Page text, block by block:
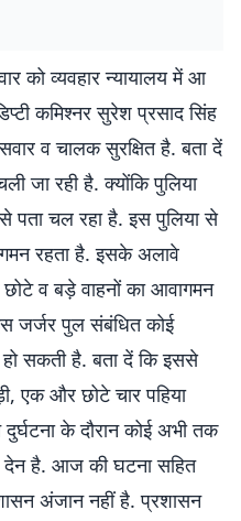
को व्यवहार न्यायालय में आ
कमिश्नर सुरेश प्रसाद सिंह
व चालक सुरक्षित है. बता दें
जा रही है. क्योंकि पुलिया
पता चल रहा है. इस पुलिया से
रहता है. इसके अलावे
छोटे व बड़े वाहनों का आवागमन
जर्जर पुल संबंधित कोई
हो सकती है. बता दें कि इससे
एक और छोटे चार पहिया
के दौरान कोई अभी तक
देन है. आज की घटना सहित
अंजान नहीं है. प्रशासन